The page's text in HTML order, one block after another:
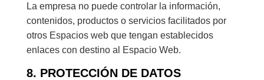
La empresa no puede controlar la información,
contenidos, productos o servicios facilitados por
otros Espacios web que tengan establecidos
enlaces con destino al Espacio Web.
8. PROTECCIÓN DE DATOS